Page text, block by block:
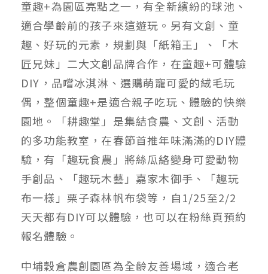
童趣+為園區亮點之一，有全新繽紛的球池、
適合學齡前的孩子來這遊玩。另有文創、童
趣、好玩的元素，規劃與「紙箱王」、「木
匠兄妹」二大文創品牌合作，在童趣+可體驗
DIY，品嚐冰淇淋、選購萌寵可愛的絨毛玩
偶，整個童趣+是適合親子吃玩、體驗的快樂
園地。「耕趣堂」是集結食農、文創、活動
的多功能教室，在春節首推年味滿滿的DIY體
驗，有「趣玩食農」將絲瓜絡變身可愛動物
手創品、「趣玩木藝」嘉家木御手、「趣玩
布一樣」栗子森林帆布袋等，自1/25至2/2
天天都有DIY可以體驗，也可以在粉絲頁預約
報名體驗。
中埔穀倉農創園區為全齡友善場域，適合老